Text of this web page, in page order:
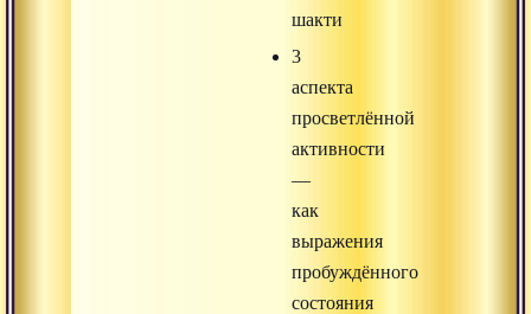
шакти
3
аспекта
просветлённой
активности
—
как
выражения
пробуждённого
состояния